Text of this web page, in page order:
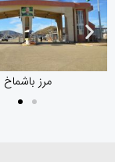
مرز باشماخ